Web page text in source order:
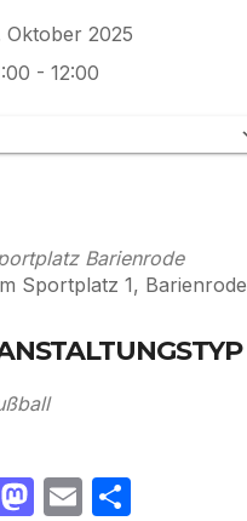
Oktober 2025
- 12:00
Barienrode
Sportplatz 1, Barienrode
M E